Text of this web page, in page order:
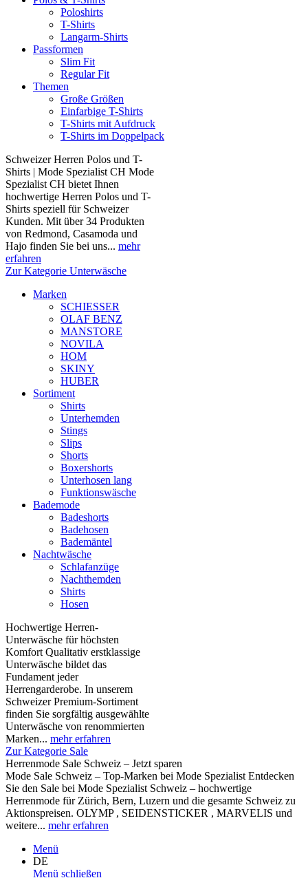
Poloshirts
T-Shirts
Langarm-Shirts
Passformen
Slim Fit
Regular Fit
Themen
Große Größen
Einfarbige T-Shirts
T-Shirts mit Aufdruck
T-Shirts im Doppelpack
Schweizer Herren Polos und T-
Shirts | Mode Spezialist CH Mode
Spezialist CH bietet Ihnen
hochwertige Herren Polos und T-
Shirts speziell für Schweizer
Kunden. Mit über 34 Produkten
von Redmond, Casamoda und
Hajo finden Sie bei uns... mehr
erfahren
Zur Kategorie Unterwäsche
Marken
SCHIESSER
OLAF BENZ
MANSTORE
NOVILA
HOM
SKINY
HUBER
Sortiment
Shirts
Unterhemden
Stings
Slips
Shorts
Boxershorts
Unterhosen lang
Funktionswäsche
Bademode
Badeshorts
Badehosen
Bademäntel
Nachtwäsche
Schlafanzüge
Nachthemden
Shirts
Hosen
Hochwertige Herren-
Unterwäsche für höchsten
Komfort Qualitativ erstklassige
Unterwäsche bildet das
Fundament jeder
Herrengarderobe. In unserem
Schweizer Premium-Sortiment
finden Sie sorgfältig ausgewählte
Unterwäsche von renommierten
Marken... mehr erfahren
Zur Kategorie Sale
Herrenmode Sale Schweiz – Jetzt sparen
Mode Sale Schweiz – Top-Marken bei Mode Spezialist Entdecken
Sie den Sale bei Mode Spezialist Schweiz – hochwertige
Herrenmode für Zürich, Bern, Luzern und die gesamte Schweiz zu
Aktionspreisen. OLYMP , SEIDENSTICKER , MARVELIS und
weitere... mehr erfahren
Menü
DE
Menü schließen